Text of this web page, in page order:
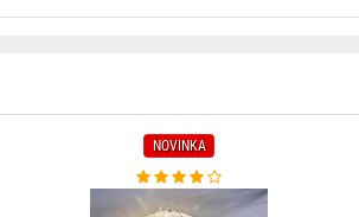
NOVINKA